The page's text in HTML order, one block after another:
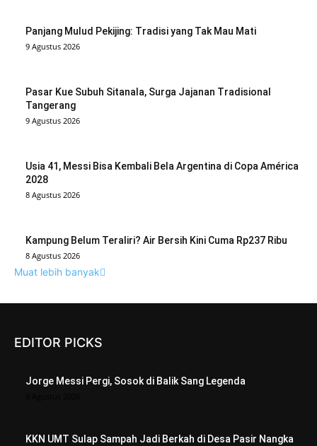
Panjang Mulud Pekijing: Tradisi yang Tak Mau Mati
9 Agustus 2026
Pasar Kue Subuh Sitanala, Surga Jajanan Tradisional
Tangerang
9 Agustus 2026
Usia 41, Messi Bisa Kembali Bela Argentina di Copa América
2028
8 Agustus 2026
Kampung Belum Teraliri? Air Bersih Kini Cuma Rp237 Ribu
8 Agustus 2026
Muat lebih banyak
EDITOR PICKS
Jorge Messi Pergi, Sosok di Balik Sang Legenda
KKN UMT Sulap Sampah Jadi Berkah di Desa Pasir Nangka